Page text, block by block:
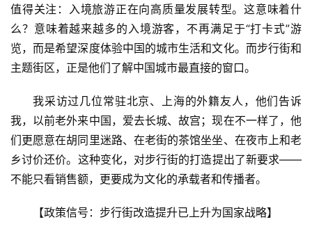
值得关注：入境旅游正在向高质量发展转型。这意味着什
么？意味着越来越多的入境游客，不再满足于“打卡式”游
览，而是希望深度体验中国的城市生活和文化。而步行街和
主题街区，正是他们了解中国城市最直接的窗口。
我采访过几位常驻北京、上海的外籍友人，他们告诉
我，以前老外来中国，爱去长城、故宫；现在不一样了，他
们更愿意在胡同里迷路、在老街的茶馆坐坐、在夜市上和老
乡讨价还价。这种变化，对步行街的打造提出了新要求——
不能只看销售额，更要成为文化的承载者和传播者。
【政策信号：步行街改造提升已上升为国家战略】